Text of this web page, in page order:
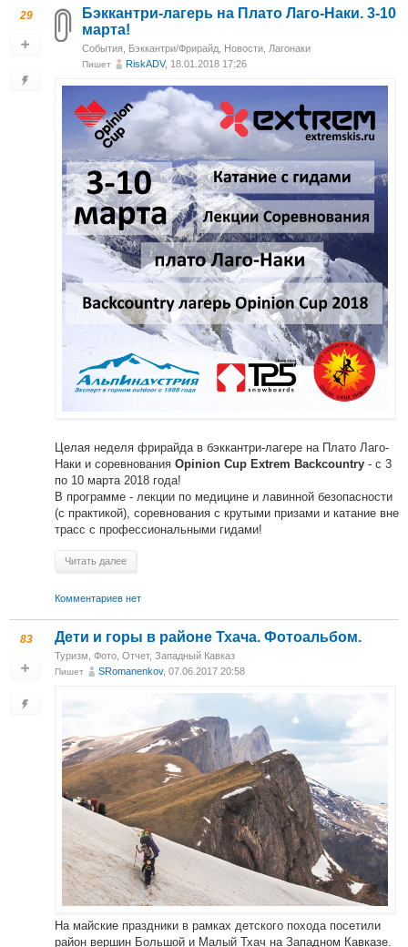
29
Бэккантри-лагерь на Плато Лаго-Наки. 3-10
марта!
События Бэккантри/Фрирайд Новости Лагонаки
Пишет RiskADV, 18.01.2018 17:26
Целая неделя фрирайда в бэккантри-лагере на Плато Лаго-
Наки и соревнования Opinion Cup Extrem Backcountry - с 3
по 10 марта 2018 года!
В программе - лекции по медицине и лавинной безопасности
(с практикой), соревнования с крутыми призами и катание вне
трасс с профессиональными гидами!
Читать далее
Комментариев нет
83 Дети и горы в районе Тхача. Фотоальбом.
Туризм Фото Отчет, Западный Кавказ
Пишет SRomanenkov, 07.06.2017 20:58
На майские праздники в рамках детского похода посетили
район вершин Большой и Малый Тхач на Западном Кавказе.